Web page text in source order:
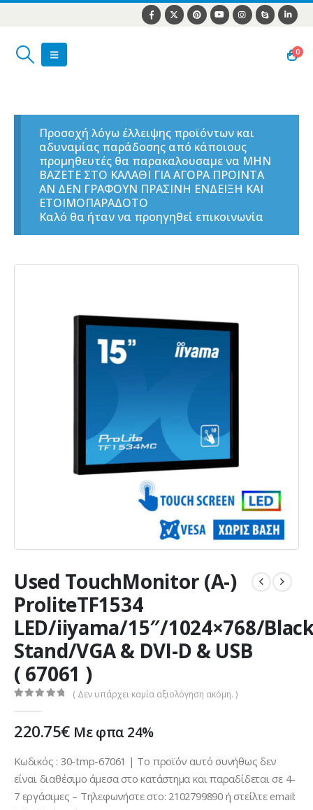
0
Προσοχή λόγω έλλειψης προϊόντων και
αδυναμίας παράδοσης από κάποιους
προμηθευτές θα παρακαλουσαμε να ΜΗΝ
ΒΑΖΕΤΕ ΣΤΟ ΚΑΛΑΘΙ ΓΙΑ ΑΓΟΡΑ ΠΡΟΙΝΤΑ
ΑΝ ΔΕΝ ΓΡΑΦΟΥΝ ΠΡΑΣΙΝΗ ΕΝΔΕΙΞΗ ΚΑΙ
ΕΤΟΙΜΟΠΑΡΑΔΟΤΟ
Καλό θα ήταν να προηγηθεί επικοινωνία
Used TouchMonitor (A-)
ProliteTF1534
LED/iiyama/15″/1024×768/
Stand/VGA & DVI-D & USB
( 67061 )
( Δεν υπάρχει καμία αξιολόγηση ακόμη. )
220.75€ Με φπα 24%
Κωδικός : 30-tmp-67061 | Το προϊόν αυτό συνήθως δεν
είναι διαθέσιμο άμεσα στο κατάστημα και παραδίδεται σε 4-
7 εργάσιμες – Τηλεφωνήστε στο: 2102799890 ή στείλτε email: